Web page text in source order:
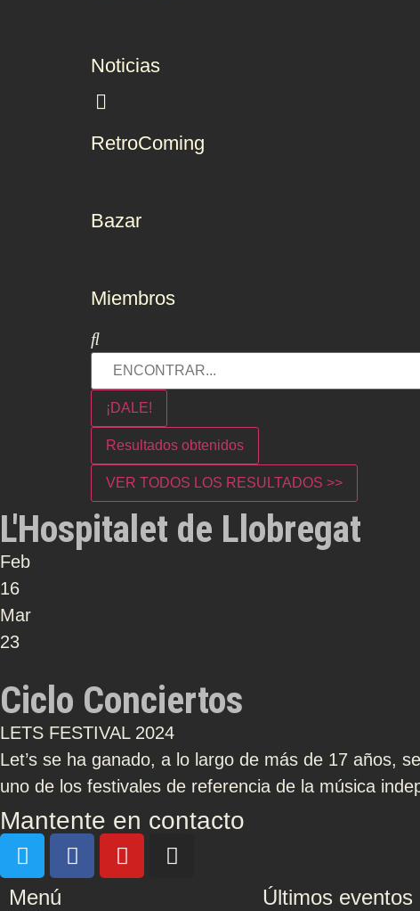
Noticias
RetroComing
Bazar
Miembros
¡DALE!
Resultados obtenidos
VER TODOS LOS RESULTADOS >>
L'Hospitalet de Llobregat
Feb
16
Mar
23
Ciclo Conciertos
LETS FESTIVAL 2024
Let’s se ha ganado, a lo largo de más de 17 años,
uno de los festivales de referencia de la música
Mantente en contacto
Menú Últimos eventos